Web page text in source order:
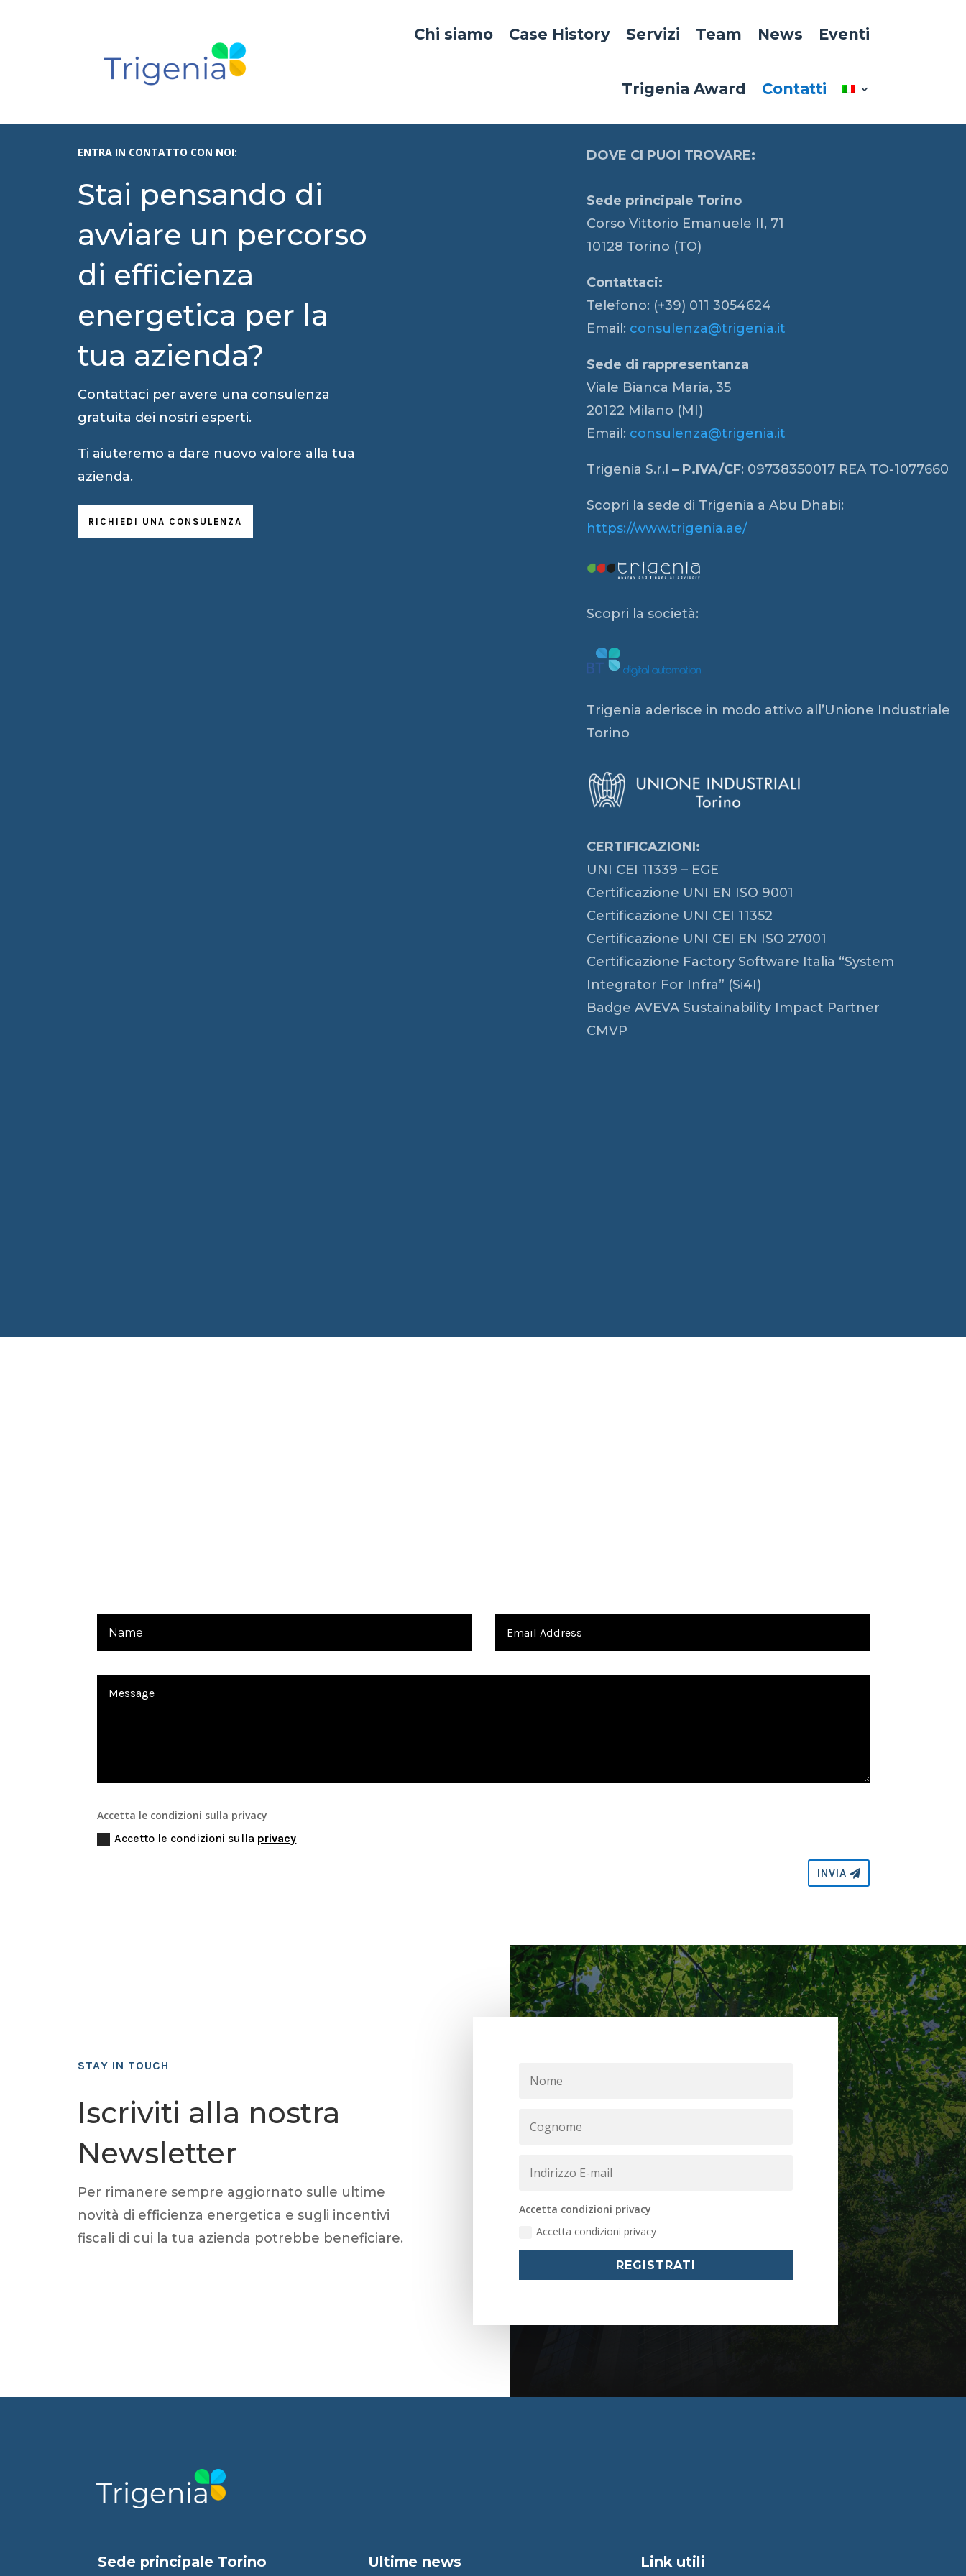
Chi siamo Case History Servizi Team News Eventi
Trigenia Award Contatti
ENTRA IN CONTATTO CON NOI:
Stai pensando di
avviare un percorso
di efficienza
energetica per la
tua azienda?
Contattaci per avere una consulenza
gratuita dei nostri esperti.
Ti aiuteremo a dare nuovo valore alla tua
azienda.
RICHIEDI UNA CONSULENZA
DOVE CI PUOI TROVARE:
Sede principale Torino
Corso Vittorio Emanuele II, 71
10128 Torino (TO)
Contattaci:
Telefono: (+39) 011 3054624
Email: consulenza@trigenia.it
Sede di rappresentanza
Viale Bianca Maria, 35
20122 Milano (MI)
Email: consulenza@trigenia.it
Trigenia S.r.l– P.IVA/CF: 09738350017 REA TO-1077660
Scopri la sede di Trigenia a Abu Dhabi:
https://www.trigenia.ae/
Scopri la società:
Trigenia aderisce in modo attivo all’Unione Industriale
Torino
CERTIFICAZIONI:
UNI CEI 11339 – EGE
Certificazione UNI EN ISO 9001
Certificazione UNI CEI 11352
Certificazione UNI CEI EN ISO 27001
Certificazione Factory Software Italia “System
Integrator For Infra” (Si4I)
Badge AVEVA Sustainability Impact Partner
CMVP
Accetta le condizioni sulla privacy
Accetto le condizioni sulla privacy
INVIA
STAY IN TOUCH
Iscriviti alla nostra
Newsletter
Per rimanere sempre aggiornato sulle ultime
novità di efficienza energetica e sugli incentivi
fiscali di cui la tua azienda potrebbe beneficiare.
Accetta condizioni privacy
Accetta condizioni privacy
REGISTRATI
Sede principale Torino Ultime news Link utili